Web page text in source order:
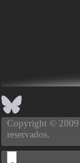
Copyright © 2009
reservados.